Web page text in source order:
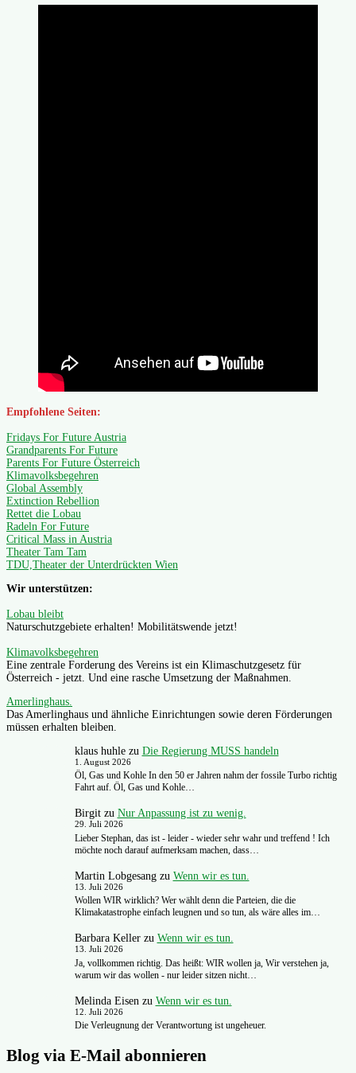
Empfohlene Seiten:
Fridays For Future Austria
Grandparents For Future
Parents For Future Österreich
Klimavolksbegehren
Global Assembly
Extinction Rebellion
Rettet die Lobau
Radeln For Future
Critical Mass in Austria
Theater Tam Tam
TDU,Theater der Unterdrückten Wien
Wir unterstützen:
Lobau bleibt
Naturschutzgebiete erhalten! Mobilitätswende jetzt!
Klimavolksbegehren
Eine zentrale Forderung des Vereins ist ein Klimaschutzgesetz für
Österreich - jetzt. Und eine rasche Umsetzung der Maßnahmen.
Amerlinghaus.
Das Amerlinghaus und ähnliche Einrichtungen sowie deren Förderungen
müssen erhalten bleiben.
klaus huhlezu Die Regierung MUSS handeln
1. August 2026
Öl, Gas und Kohle In den 50 er Jahren nahm der fossile Turbo richtig
Fahrt auf. Öl, Gas und Kohle…
Birgitzu Nur Anpassung ist zu wenig.
29. Juli 2026
Lieber Stephan, das ist - leider - wieder sehr wahr und treffend ! Ich
möchte noch darauf aufmerksam machen, dass…
Martin Lobgesangzu Wenn wir es tun.
13. Juli 2026
Wollen WIR wirklich? Wer wählt denn die Parteien, die die
Klimakatastrophe einfach leugnen und so tun, als wäre alles im…
Barbara Kellerzu Wenn wir es tun.
13. Juli 2026
Ja, vollkommen richtig. Das heißt: WIR wollen ja, Wir verstehen ja,
warum wir das wollen - nur leider sitzen nicht…
Melinda Eisen zu Wenn wir es tun.
12. Juli 2026
Die Verleugnung der Verantwortung ist ungeheuer.
Blog via E-Mail abonnieren